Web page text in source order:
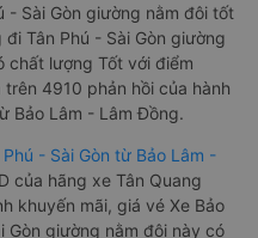
- Sài Gòn giường nằm đôi tốt
Tân Phú - Sài Gòn giường
chất lượng Tốt với điểm
4910 phản hồi của hành
Bảo Lâm - Lâm Đồng.
- Sài Gòn từ Bảo Lâm -
của hãng xe Tân Quang
khuyến mãi, giá vé Xe Bảo
Gòn giường nằm đôi này có